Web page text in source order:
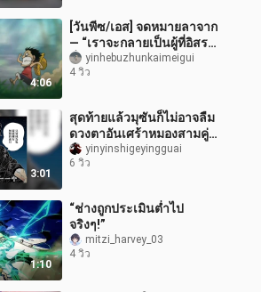
4:06
[วันพีซ/เอส] จดหมายลาจาก
— “เราจะกลายเป็นผู้ที่อิสระ
ที่สุดบนท้องทะเล”
yinhebuzhunkaimeigui
4 วิว
3:01
สุดท้ายแล้วมุซันก็ไม่อาจลืม
ดวงตาอันเศร้าหมองสามคู่
ของคุโระซึจิได้
yinyinshigeyingguai
6 วิว
1:10
“ช่างถูกประเมินต่ำไป
จริงๆ!”
mitzi_harvey_03
4 วิว